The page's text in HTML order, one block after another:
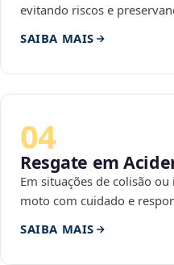
evitando riscos e
SAIBA MAIS
04
Resgate em
Em situações de colisão
moto com cuidado e
SAIBA MAIS